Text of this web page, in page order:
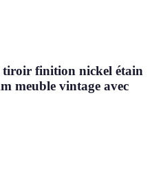
tiroir finition nickel étain
meuble vintage avec